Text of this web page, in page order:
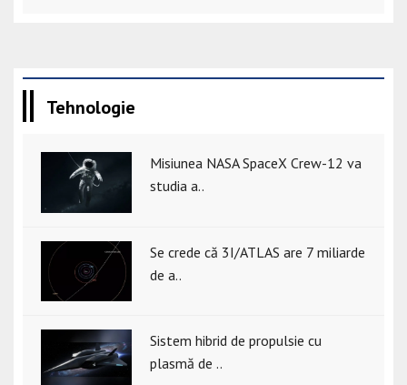
Tehnologie
Misiunea NASA SpaceX Crew-12 va
studia a..
Se crede că 3I/ATLAS are 7 miliarde
de a..
Sistem hibrid de propulsie cu
plasmă de ..